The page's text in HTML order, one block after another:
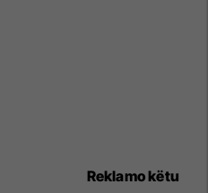
Reklamo këtu